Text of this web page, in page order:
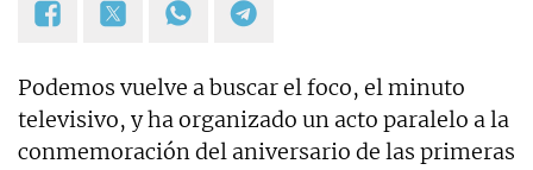
Podemos vuelve a buscar el foco, el minuto
televisivo, y ha organizado un acto paralelo a la
conmemoración del aniversario de las primeras